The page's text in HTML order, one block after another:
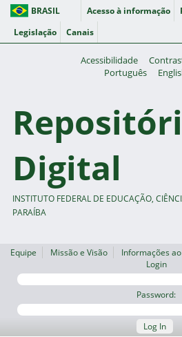
BRASIL Acesso à informação
Legislação
Canais
Acessibilidade
Português
Digital
INSTITUTO FEDERAL DE EDUCAÇÃO,
PARAÍBA
Equipe Missão e Visão Informações
Login
Password:
Log In